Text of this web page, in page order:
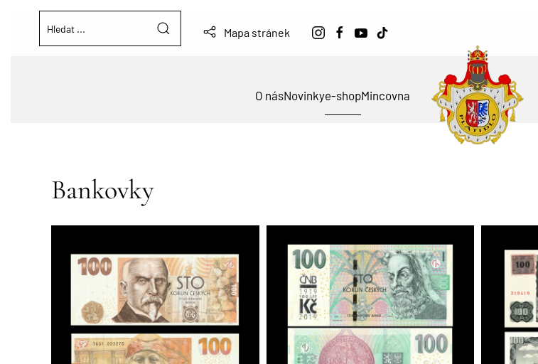
Mapa stránek
O násNovinkye-shopMincovna
Bankovky